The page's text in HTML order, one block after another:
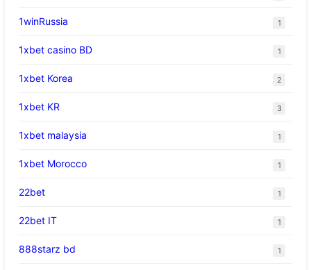
1winRussia 1
1xbet casino BD 1
1xbet Korea 2
1xbet KR 3
1xbet malaysia 1
1xbet Morocco 1
22bet 1
22bet IT 1
888starz bd 1